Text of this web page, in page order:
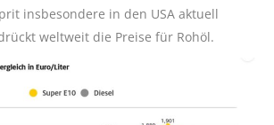
insbesondere in den USA aktuell
weltweit die Preise für Rohöl.